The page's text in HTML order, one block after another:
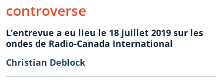
controverse
L’entrevue a eu lieu le 18 juillet 2019 sur les
ondes de Radio-Canada International
Christian Deblock